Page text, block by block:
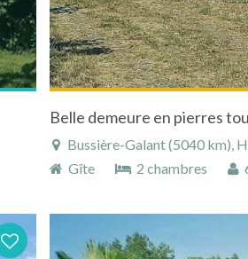
Belle demeure en pierres
Bussière-Galant (5040 km),
Gîte
2 chambres